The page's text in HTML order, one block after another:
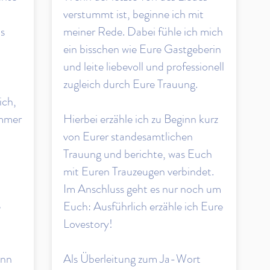
verstummt ist, beginne ich mit
meiner Rede. Dabei fühle ich mich
ein bisschen wie Eure Gastgeberin
und leite liebevoll und professionell
zugleich durch Eure Trauung.
Hierbei erzähle ich zu Beginn kurz
von Eurer standesamtlichen
Trauung und berichte, was Euch
mit Euren Trauzeugen verbindet.
Im Anschluss geht es nur noch um
Euch: Ausführlich erzähle ich Eure
Lovestory!
Als Überleitung zum Ja-Wort